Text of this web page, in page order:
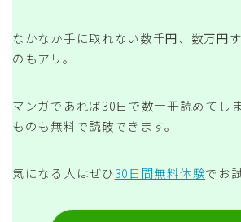
なかなか手に取れない数千円、数万円
のもアリ。
マンガであれば30日で数十冊読めてし
ものも無料で読破できます。
気になる人はぜひ30日間無料体験でお